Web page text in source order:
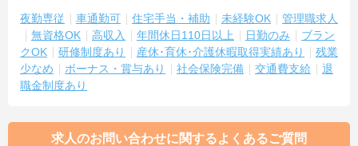
夜勤専従 車通勤可 住宅手当・補助 未経験OK
管理職求人
無資格OK
高収入 年間休日110日以上 日勤のみ
ブラン
クOK
研修制度あり 産休･育休･介護休暇取得実績あり
残業
少なめ
ボーナス・賞与あり 社会保険完備 交通費支給
退
職金制度あり
求人のお問い合わせに関するよくあるご質問